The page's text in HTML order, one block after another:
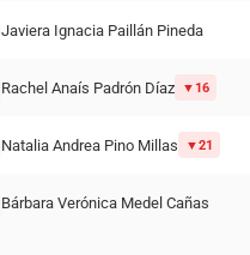
Javiera Ignacia Paillán Pineda
Rachel Anaís Padrón Díaz 16
Natalia Andrea Pino Millas 21
Bárbara Verónica Medel Cañas